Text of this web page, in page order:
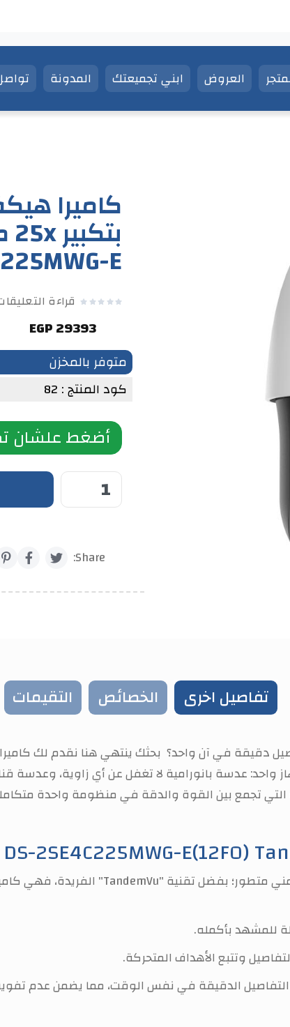
العروض ابني تجميعتك المدونة
E
قراءة
29393 EGP
متوفر بالمخزن
كود المنتج : 82
أضغط علشان
Share:
تفاصيل اخرى الخصائص التقيمات
التي تجمع بين القوة والدقة في منظومة واحدة
للمشهد بأكمله.
وتتبع الأهداف المتحركة.
والتفاصيل الدقيقة في نفس الوقت، مما يضمن عدم